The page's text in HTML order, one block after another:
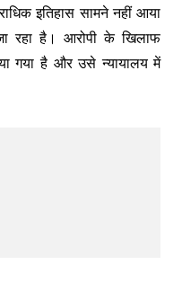
इतिहास सामने नहीं आया
रहा है। आरोपी के खिलाफ
गया है और उसे न्यायालय में